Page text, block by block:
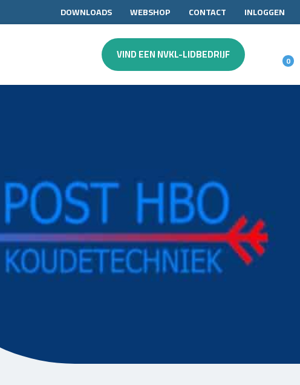
DOWNLOADS WEBSHOP CONTACT INLOGGEN
VIND EEN NVKL-LIDBEDRIJF 0